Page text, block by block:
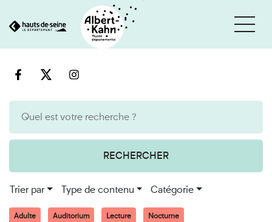
au
RECHERCHER
Trier par Type de contenu Catégorie
Adulte Auditorium Lecture
Nocturne
Cookies et traceurs utilisés sur ce site